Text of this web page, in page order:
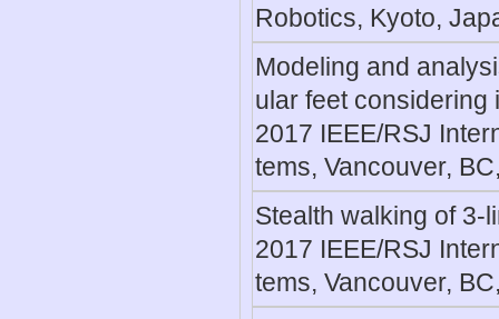
Robotics, Kyoto,
Modeling and
ular feet considering
2017 IEEE/RSJ
tems, Vancouver,
Stealth walking of 3-
2017 IEEE/RSJ
tems, Vancouver,